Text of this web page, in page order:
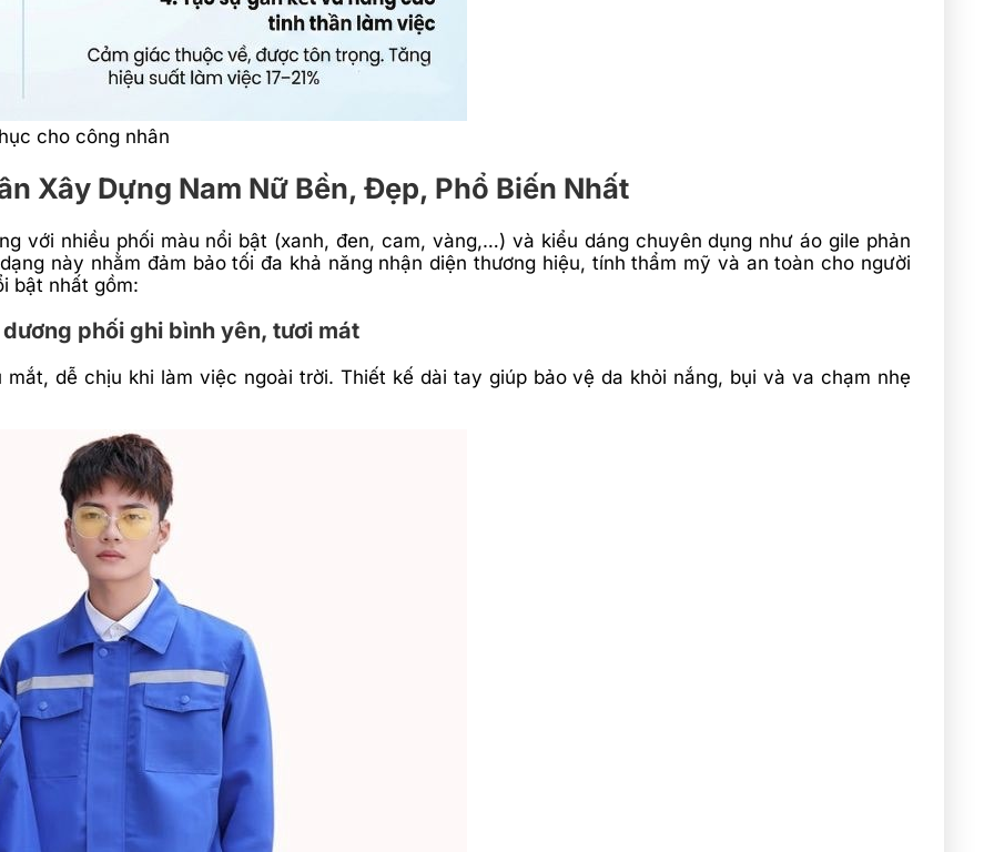
cho công nhân
Xây Dựng Nam Nữ Bền, Đẹp, Phổ Biến Nhất
với nhiều phối màu nổi bật (xanh, đen, cam, vàng,…) và kiểu dáng chuyên dụng như áo gile phản
này nhằm đảm bảo tối đa khả năng nhận diện thương hiệu, tính thẩm mỹ và an toàn cho người
bật nhất gồm:
phối ghi bình yên, tươi mát
dễ chịu khi làm việc ngoài trời. Thiết kế dài tay giúp bảo vệ da khỏi nắng, bụi và va chạm nhẹ